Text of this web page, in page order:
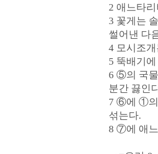
2 애느타
3 꽃게는
썰어낸 다
4 모시조
5 뚝배기
6 ⑤의 국
분간 끓인
7 ⑥에 ①의
섞는다.
8 ⑦에 애